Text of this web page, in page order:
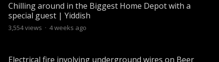
Chilling around in the Biggest Home Depot with a
special guest | Yiddish
3,554views · 4 weeks ago
Electrical fire involving underground wires on Beer